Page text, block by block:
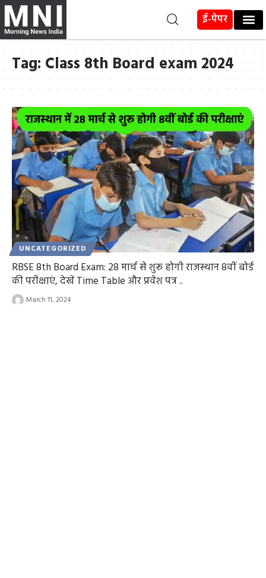
ई-पेपर
Tag: Class 8th Board exam 2024
UNCATEGORIZED
RBSE 8th Board Exam: 28 मार्च से शुरू होगी राजस्थान 8वीं बोर्ड
की परीक्षाएं, देखें Time Table और प्रवेश पत्र ..
March 11, 2024